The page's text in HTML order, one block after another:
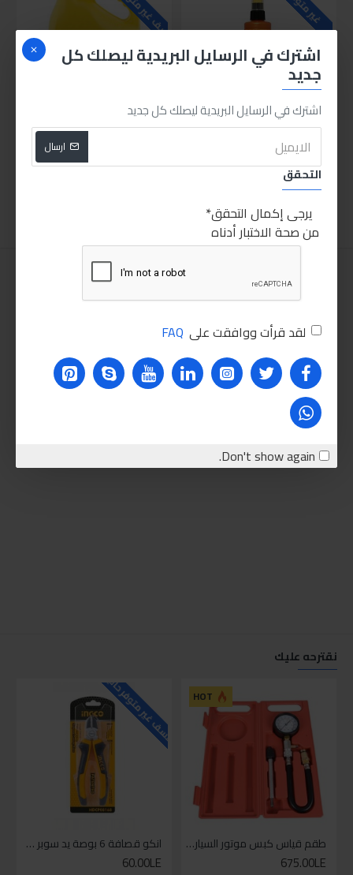
اشترك في الرسايل البريدية ليصلك كل
جديد
اشترك في الرسايل البريدية ليصلك كل جديد
ارسال
التحقق
يرجى إكمال التحقق
من صحة الاختبار أدناه
لقد قرأت ووافقت على FAQ
Don't show again.
95.00LE
اضافة للسلة
ابرو مياه ريدياتير اخضر
150.00LE
نقترحه عليك
HOT
طقم قياس كبس موتور السياره 3 ق
675.00LE
للاسف غير متوفر حاليا
انكو قصافة 6 بوصة يد سوبر وان
60.00LE